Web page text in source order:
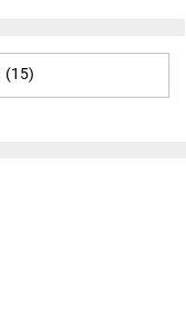
(15)